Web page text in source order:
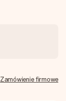
Zamówienie firmowe